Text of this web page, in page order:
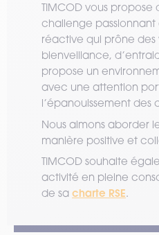
TIMCOD vous propose
challenge passionnant
réactive qui prône des
bienveillance,
propose un
avec une attention
l’épanouissement des
Nous aimons aborder
manière positive et
TIMCOD souhaite
activité en pleine
de sa charte RSE.